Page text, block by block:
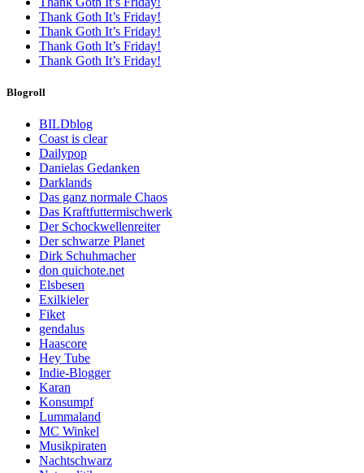
Thank Goth It’s Friday!
Thank Goth It’s Friday!
Thank Goth It’s Friday!
Thank Goth It’s Friday!
Blogroll
BILDblog
Coast is clear
Dailypop
Danielas Gedanken
Darklands
Das ganz normale Chaos
Das Kraftfuttermischwerk
Der Schockwellenreiter
Der schwarze Planet
Dirk Schuhmacher
don quichote.net
Elsbesen
Exilkieler
Fiket
gendalus
Haascore
Hey Tube
Indie-Blogger
Karan
Konsumpf
Lummaland
MC Winkel
Musikpiraten
Nachtschwarz